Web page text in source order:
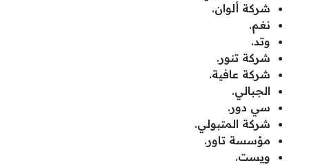
شركة ألوان.
نغم.
وتد.
شركة تنور.
شركة عافية.
الجبالي.
سي دور.
شركة المتبولي.
مؤسسة تاور.
ويست.